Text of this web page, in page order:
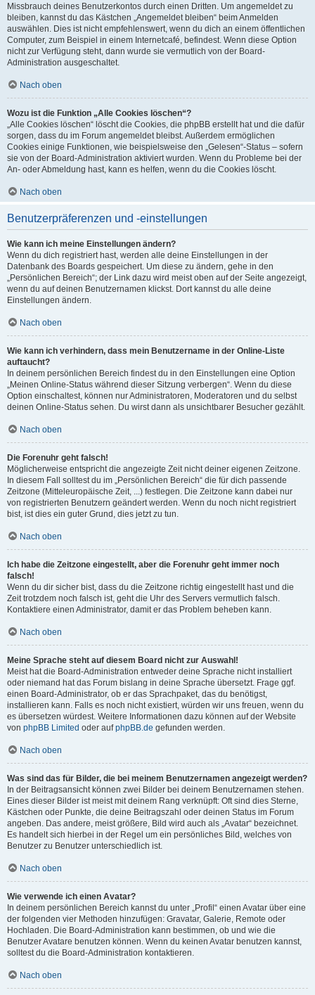
Missbrauch deines Benutzerkontos durch einen Dritten. Um angemeldet zu
bleiben, kannst du das Kästchen „Angemeldet bleiben“ beim Anmelden
auswählen. Dies ist nicht empfehlenswert, wenn du dich an einem öffentlichen
Computer, zum Beispiel in einem Internetcafé, befindest. Wenn diese Option
nicht zur Verfügung steht, dann wurde sie vermutlich von der Board-
Administration ausgeschaltet.
Nach oben
Wozu ist die Funktion „Alle Cookies löschen“?
„Alle Cookies löschen“ löscht die Cookies, die phpBB erstellt hat und die dafür
sorgen, dass du im Forum angemeldet bleibst. Außerdem ermöglichen
Cookies einige Funktionen, wie beispielsweise den „Gelesen“-Status – sofern
sie von der Board-Administration aktiviert wurden. Wenn du Probleme bei der
An- oder Abmeldung hast, kann es helfen, wenn du die Cookies löscht.
Nach oben
Benutzerpräferenzen und -einstellungen
Wie kann ich meine Einstellungen ändern?
Wenn du dich registriert hast, werden alle deine Einstellungen in der
Datenbank des Boards gespeichert. Um diese zu ändern, gehe in den
„Persönlichen Bereich“; der Link dazu wird meist oben auf der Seite angezeigt,
wenn du auf deinen Benutzernamen klickst. Dort kannst du alle deine
Einstellungen ändern.
Nach oben
Wie kann ich verhindern, dass mein Benutzername in der Online-Liste
auftaucht?
In deinem persönlichen Bereich findest du in den Einstellungen eine Option
„Meinen Online-Status während dieser Sitzung verbergen“. Wenn du diese
Option einschaltest, können nur Administratoren, Moderatoren und du selbst
deinen Online-Status sehen. Du wirst dann als unsichtbarer Besucher gezählt.
Nach oben
Die Forenuhr geht falsch!
Möglicherweise entspricht die angezeigte Zeit nicht deiner eigenen Zeitzone.
In diesem Fall solltest du im „Persönlichen Bereich“ die für dich passende
Zeitzone (Mitteleuropäische Zeit, ...) festlegen. Die Zeitzone kann dabei nur
von registrierten Benutzern geändert werden. Wenn du noch nicht registriert
bist, ist dies ein guter Grund, dies jetzt zu tun.
Nach oben
Ich habe die Zeitzone eingestellt, aber die Forenuhr geht immer noch
falsch!
Wenn du dir sicher bist, dass du die Zeitzone richtig eingestellt hast und die
Zeit trotzdem noch falsch ist, geht die Uhr des Servers vermutlich falsch.
Kontaktiere einen Administrator, damit er das Problem beheben kann.
Nach oben
Meine Sprache steht auf diesem Board nicht zur Auswahl!
Meist hat die Board-Administration entweder deine Sprache nicht installiert
oder niemand hat das Forum bislang in deine Sprache übersetzt. Frage ggf.
einen Board-Administrator, ob er das Sprachpaket, das du benötigst,
installieren kann. Falls es noch nicht existiert, würden wir uns freuen, wenn du
es übersetzen würdest. Weitere Informationen dazu können auf der Website
von phpBB Limited oder aufphpBB.de gefunden werden.
Nach oben
Was sind das für Bilder, die bei meinem Benutzernamen angezeigt werden?
In der Beitragsansicht können zwei Bilder bei deinem Benutzernamen stehen.
Eines dieser Bilder ist meist mit deinem Rang verknüpft: Oft sind dies Sterne,
Kästchen oder Punkte, die deine Beitragszahl oder deinen Status im Forum
angeben. Das andere, meist größere, Bild wird auch als „Avatar“ bezeichnet.
Es handelt sich hierbei in der Regel um ein persönliches Bild, welches von
Benutzer zu Benutzer unterschiedlich ist.
Nach oben
Wie verwende ich einen Avatar?
In deinem persönlichen Bereich kannst du unter „Profil“ einen Avatar über eine
der folgenden vier Methoden hinzufügen: Gravatar, Galerie, Remote oder
Hochladen. Die Board-Administration kann bestimmen, ob und wie die
Benutzer Avatare benutzen können. Wenn du keinen Avatar benutzen kannst,
solltest du die Board-Administration kontaktieren.
Nach oben